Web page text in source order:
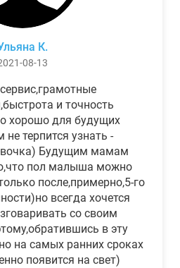
К.
08-13
и точность
хорошо для будущих
терпится узнать -
Будущим мамам
пол малыша можно
после,примерно,5-го
всегда хочется
со своим
в эту
на самых ранних сроках
появится на свет)